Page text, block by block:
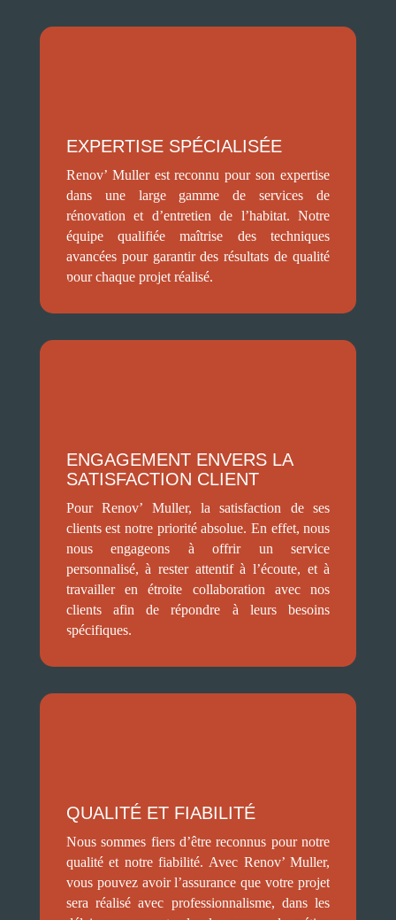
EXPERTISE SPÉCIALISÉE
Renov’ Muller est reconnu pour son expertise
dans une large gamme de services de
rénovation et d’entretien de l’habitat. Notre
équipe qualifiée maîtrise des techniques
avancées pour garantir des résultats de qualité
pour chaque projet réalisé.
ENGAGEMENT ENVERS LA
SATISFACTION CLIENT
Pour Renov’ Muller, la satisfaction de ses
clients est notre priorité absolue. En effet, nous
nous engageons à offrir un service
personnalisé, à rester attentif à l’écoute, et à
travailler en étroite collaboration avec nos
clients afin de répondre à leurs besoins
spécifiques.
QUALITÉ ET FIABILITÉ
Nous sommes fiers d’être reconnus pour notre
qualité et notre fiabilité. Avec Renov’ Muller,
vous pouvez avoir l’assurance que votre projet
sera réalisé avec professionnalisme, dans les